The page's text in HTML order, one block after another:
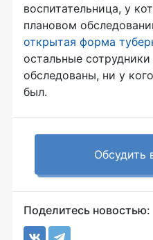
воспитательница, у
плановом
открытая форма
остальные
обследованы, ни у
был.
Обсудить
Поделитесь новостью: